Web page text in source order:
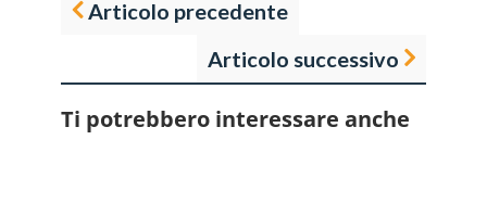
Articolo precedente
Articolo successivo
Ti potrebbero interessare anche